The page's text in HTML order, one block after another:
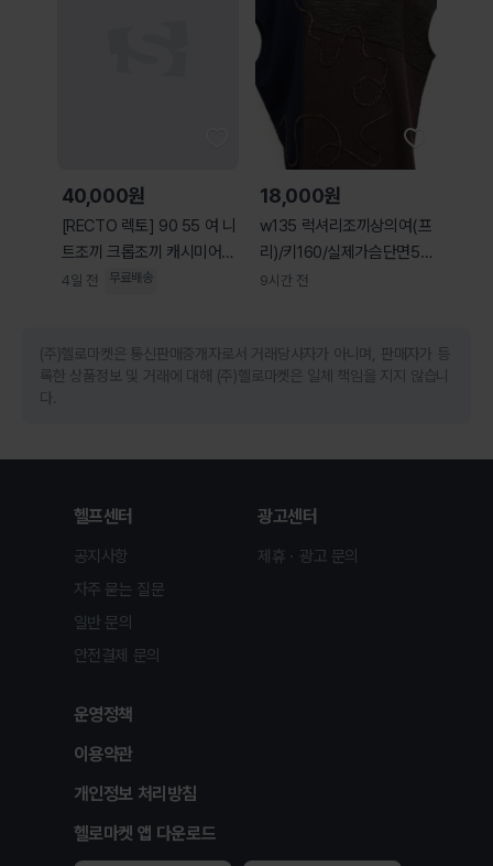
40,000원
[RECTO 렉토] 90 55 여 니
트조끼 크롭조끼 캐시미어조
끼
4일 전 무료배송
18,000원
w135 럭셔리조끼상의여(프
리)/키160/실제가슴단면55
센치/사놀까
9시간 전
(주)헬로마켓은 통신판매중개자로서 거래당사자가 아니며, 판매자가 등
록한 상품정보 및 거래에 대해 (주)헬로마켓은 일체 책임을 지지 않습니
다.
헬프센터
공지사항
자주 묻는 질문
일반 문의
안전결제 문의
광고센터
제휴ㆍ광고 문의
운영정책
이용약관
개인정보 처리방침
헬로마켓 앱 다운로드